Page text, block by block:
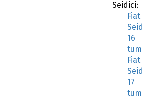
Seidici:
Fiat
16
tum
Fiat
17
tum